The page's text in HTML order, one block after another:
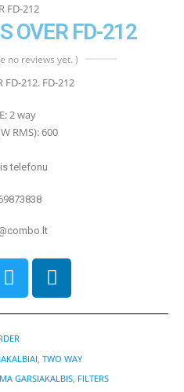
FD-212
OVER FD-212
no reviews yet. )
FD-212. FD-212
2 way
RMS): 600
telefonu
TWO WAY
GARSIAKALBIS, FILTERS